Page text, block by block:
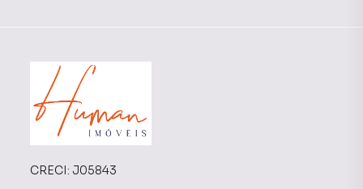
CRECI: J05843